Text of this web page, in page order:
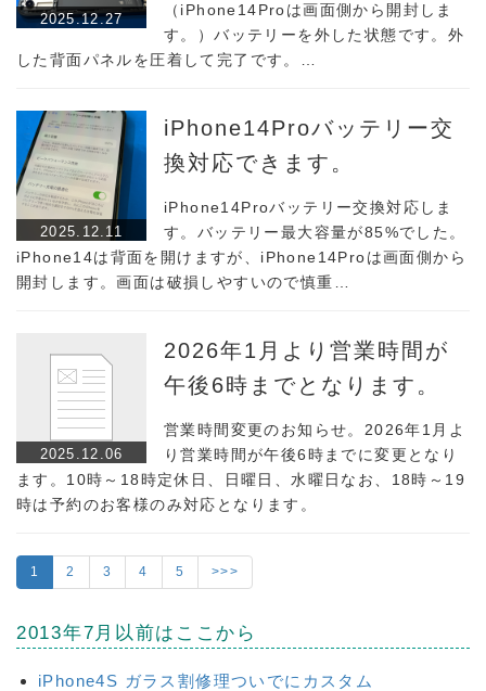
2025.12.27
（iPhone14Proは画面側から開封しま
す。）バッテリーを外した状態です。外
した背面パネルを圧着して完了です。…
2025.12.11
iPhone14Proバッテリー交
換対応できます。
iPhone14Proバッテリー交換対応しま
す。バッテリー最大容量が85%でした。
iPhone14は背面を開けますが、iPhone14Proは画面側から
開封します。画面は破損しやすいので慎重…
2025.12.06
2026年1月より営業時間が
午後6時までとなります。
営業時間変更のお知らせ。2026年1月よ
り営業時間が午後6時までに変更となり
ます。10時～18時定休日、日曜日、水曜日なお、18時～19
時は予約のお客様のみ対応となります。
1 2 3 4 5 >>>
2013年7月以前はここから
iPhone4S ガラス割修理ついでにカスタム